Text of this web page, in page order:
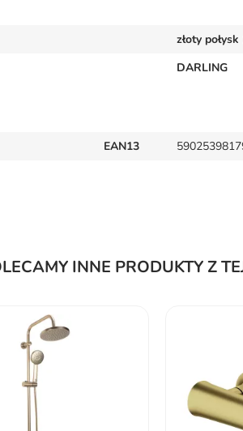
złoty połysk
DARLING
EAN13
INNE PRODUKTY Z